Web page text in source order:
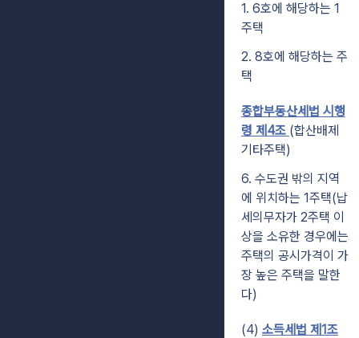
1. 6호에 해당하는 1
주택
2. 8호에 해당하는 주
택
종합부동산세법 시행
령 제4조 (합산배제
기타주택)
6. 수도권 밖의 지역
에 위치하는 1주택(납
세의무자가 2주택 이
상을 소유한 경우에는
주택의 공시가격이 가
장 높은 주택을 말한
다)
(4) 소득세법 제1조